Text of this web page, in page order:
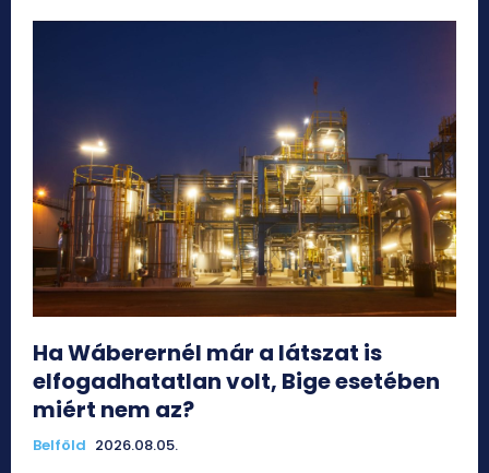
Ha Wáberernél már a látszat is
elfogadhatatlan volt, Bige esetében
miért nem az?
Belföld 2026.08.05.